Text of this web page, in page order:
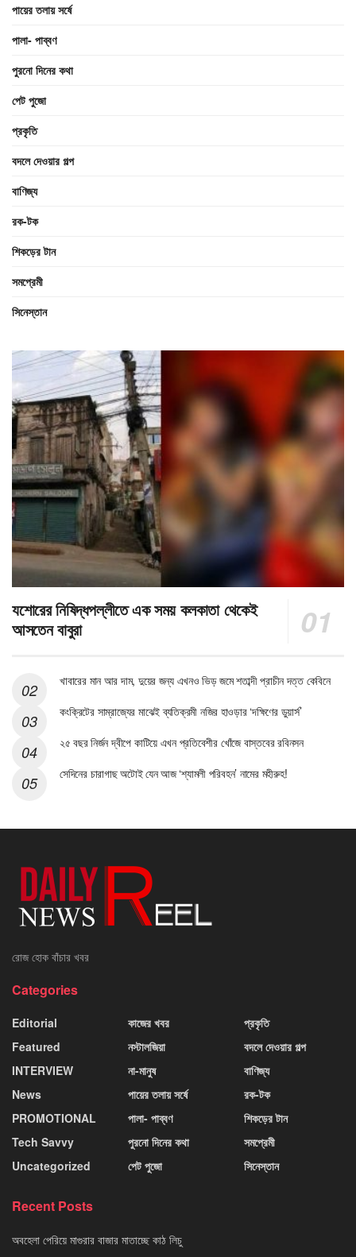
পায়ের তলায় সর্ষে
পালা- পাব্বণ
পুরনো দিনের কথা
পেট পুজো
প্রকৃতি
বদলে দেওয়ার গল্প
বাণিজ্য
রক-টক
শিকড়ের টান
সমপ্রেমী
সিনেস্তান
যশোরের নিষিদ্ধপল্লীতে এক সময় কলকাতা থেকেই
আসতেন বাবুরা
খাবারের মান আর দাম, দুয়ের জন্য এখনও ভিড় জমে শতাব্দী প্রাচীন দত্ত কেবিনে
কংক্রিটের সাম্রাজ্যের মাঝেই ব্যতিক্রমী নজির হাওড়ার ‘দক্ষিণের ডুয়ার্স’
২৫ বছর নির্জন দ্বীপে কাটিয়ে এখন প্রতিবেশীর খোঁজে বাস্তবের রবিনসন
সেদিনের চারাগাছ অটোই যেন আজ ‘শ্যামলী পরিবহন’ নামের মহীরুহ!
রোজ হোক বাঁচার খবর
Categories
Editorial
Featured
INTERVIEW
News
PROMOTIONAL
Tech Savvy
Uncategorized
কাজের খবর
নস্টালজিয়া
না-মানুষ
পায়ের তলায় সর্ষে
পালা- পাব্বণ
পুরনো দিনের কথা
পেট পুজো
প্রকৃতি
বদলে দেওয়ার গল্প
বাণিজ্য
রক-টক
শিকড়ের টান
সমপ্রেমী
সিনেস্তান
Recent Posts
অবহেলা পেরিয়ে মাগুরার বাজার মাতাচ্ছে কাঠ লিচু